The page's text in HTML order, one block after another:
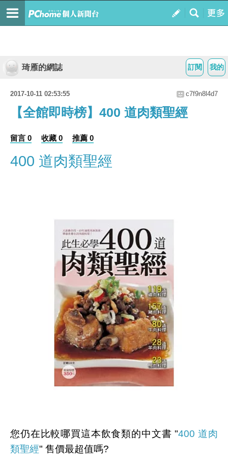
我的
訂閱
琦雁的網誌
2017-10-11 02:53:55 c7f9n8l4d7
【全館即時榜】400 道肉類聖經
留言 0 收藏 0 推薦 0
400 道肉類聖經
您仍在比較哪買這本飲食類的中文書 "400 道肉
類聖經" 售價最超值嗎?